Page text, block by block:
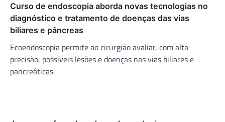
Curso de endoscopia aborda novas tecnologias no
diagnóstico e tratamento de doenças das vias
biliares e pâncreas
Ecoendoscopia permite ao cirurgião avaliar, com alta
precisão, possíveis lesões e doenças nas vias biliares e
pancreáticas.